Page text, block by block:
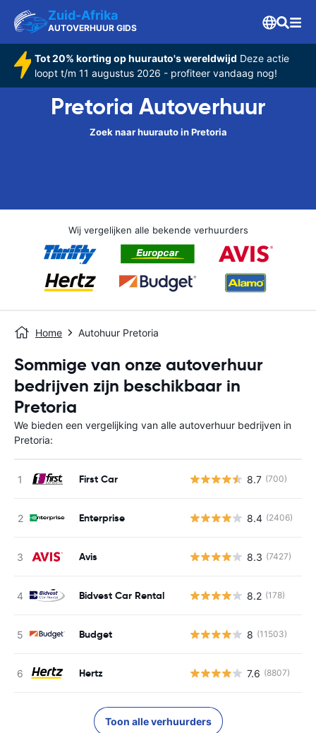
Zuid-Afrika
AUTOVERHUUR GIDS
Tot 20% korting op huurauto's wereldwijd Deze actie
loopt t/m 11 augustus 2026 - profiteer vandaag nog!
Pretoria Autoverhuur
Zoek naar huurauto in Pretoria
Wij vergelijken alle bekende verhuurders
Home Autohuur Pretoria
Sommige van onze autoverhuur
bedrijven zijn beschikbaar in
Pretoria
We bieden een vergelijking van alle autoverhuur bedrijven in
Pretoria:
First Car 8.7 (700)
Enterprise 8.4 (2406)
Avis 8.3 (7427)
Bidvest Car Rental 8.2 (178)
Budget 8 (11503)
Hertz 7.6 (8807)
Toon alle verhuurders